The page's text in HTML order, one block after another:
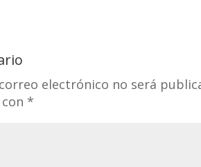
electrónico no será
*